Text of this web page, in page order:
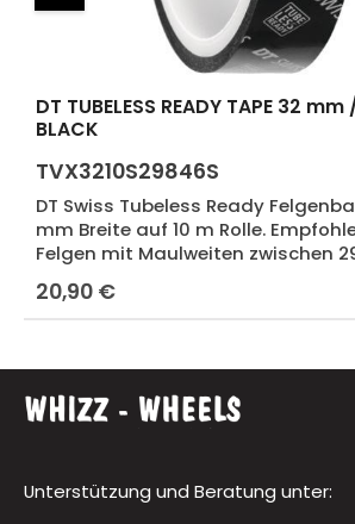
DT TUBELESS READY TAPE 32
BLACK
TVX3210S29846S
DT Swiss Tubeless Ready
mm Breite auf 10 m Rolle.
Felgen mit Maulweiten zwischen
Regulärer Preis:
20,90 €
Unterstützung und Beratung unter: